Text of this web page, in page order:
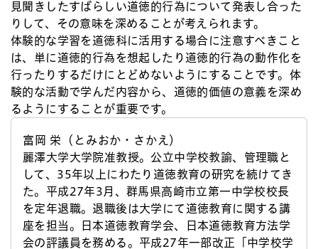
見聞きしたすばらしい道徳的行為について発表し合った
りして、その意味を深めることが考えられます。
体験的な学習を道徳科に活用する場合に注意すべきこと
は、単に道徳的行為を想起したり道徳的行為の動作化を
行ったりするだけにとどめないようにすることです。体
験的な活動で学んだ内容から、道徳的価値の意義を深め
るようにすることが重要です。
富岡 栄（とみおか・さかえ）
麗澤大学大学院准教授。公立中学校教諭、管理職と
して、35年以上にわたり道徳教育の研究を続けてき
た。平成27年3月、群馬県高崎市立第一中学校校長
を定年退職。退職後は大学にて道徳教育に関する講
座を担当。日本道徳教育学会、日本道徳教育方法学
会の評議員を務める。平成27年一部改正「中学校学